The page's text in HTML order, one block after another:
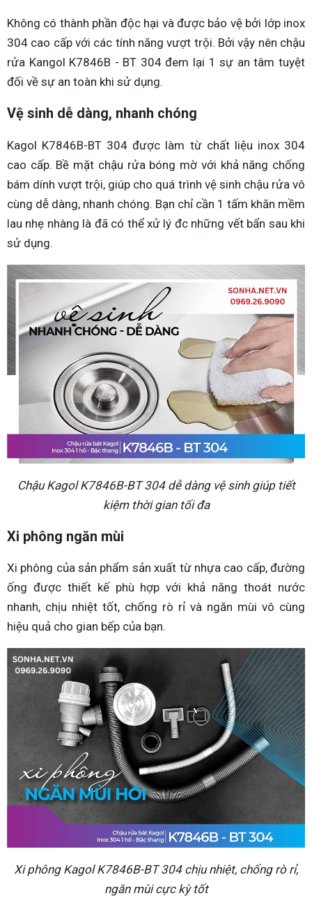
Không có thành phần độc hại và được bảo vệ bởi lớp inox
304 cao cấp với các tính năng vượt trội. Bởi vậy nên chậu
rửa Kangol K7846B - BT 304 đem lại 1 sự an tâm tuyệt
đối về sự an toàn khi sử dụng.
Vệ sinh dễ dàng, nhanh chóng
Kagol K7846B-BT 304 được làm từ chất liệu inox 304
cao cấp. Bề mặt chậu rửa bóng mờ với khả năng chống
bám dính vượt trội, giúp cho quá trình vệ sinh chậu rửa vô
cùng dễ dàng, nhanh chóng. Bạn chỉ cần 1 tấm khăn mềm
lau nhẹ nhàng là đã có thể xử lý đc những vết bẩn sau khi
sử dụng.
Chậu Kagol K7846B-BT 304 dễ dàng vệ sinh giúp tiết
kiệm thời gian tối đa
Xi phông ngăn mùi
Xi phông của sản phẩm sản xuất từ nhựa cao cấp, đường
ống được thiết kế phù hợp với khả năng thoát nước
nhanh, chịu nhiệt tốt, chống rò rỉ và ngăn mùi vô cùng
hiệu quả cho gian bếp của bạn.
Xi phông Kagol K7846B-BT 304 chịu nhiệt, chống rò rỉ,
ngăn mùi cực kỳ tốt